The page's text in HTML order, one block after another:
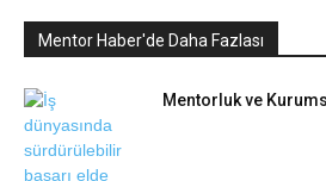
Mentor Haber'de Daha Fazlası
Mentorluk ve